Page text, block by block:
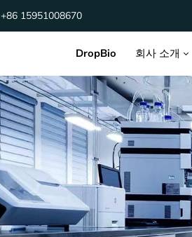
+86 15951008670
DropBio 회사 소개